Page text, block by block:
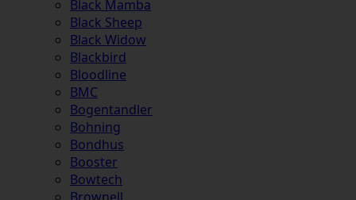
Black Mamba
Black Sheep
Black Widow
Blackbird
Bloodline
BMC
Bogentandler
Bohning
Bondhus
Booster
Bowtech